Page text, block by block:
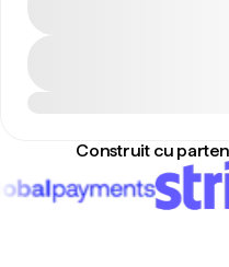
Construit cu